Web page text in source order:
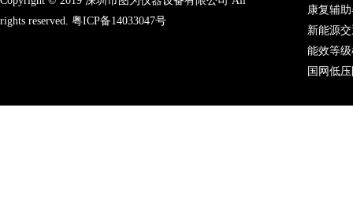
rights reserved. 粤ICP备14033047号
康复辅
新能源
能效等
国网低